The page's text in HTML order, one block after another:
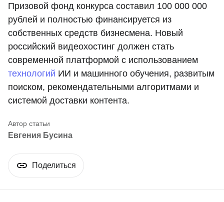
Призовой фонд конкурса составил 100 000 000
рублей и полностью финансируется из
собственных средств бизнесмена. Новый
российский видеохостинг должен стать
современной платформой с использованием
технологий ИИ и машинного обучения, развитым
поиском, рекомендательными алгоритмами и
системой доставки контента.
Евгения Бусина
Поделиться